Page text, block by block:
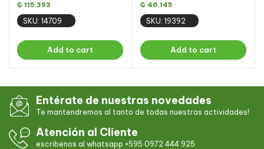
₲ 115.393
SKU: 14709
Add to cart
₲ 46.145
SKU: 19392
Add to cart
Entérate de nuestras novedades
Te mantendremos al tanto de todas nuestras actividades!
Atención al Cliente
escribenos al whatsapp +595 0972 444 925